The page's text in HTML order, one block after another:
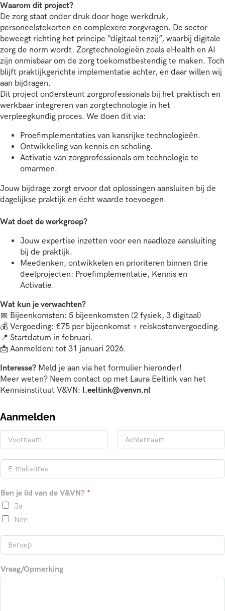
Waarom dit project?
De zorg staat onder druk door hoge werkdruk,
personeelstekorten en complexere zorgvragen. De sector
beweegt richting het principe “digitaal tenzij”, waarbij digitale
zorg de norm wordt. Zorgtechnologieën zoals eHealth en AI
zijn onmisbaar om de zorg toekomstbestendig te maken. Toch
blijft praktijkgerichte implementatie achter, en daar willen wij
aan bijdragen.
Dit project ondersteunt zorgprofessionals bij het praktisch en
werkbaar integreren van zorgtechnologie in het
verpleegkundig proces. We doen dit via:
Proefimplementaties van kansrijke technologieën.
Ontwikkeling van kennis en scholing.
Activatie van zorgprofessionals om technologie te
omarmen.
Jouw bijdrage zorgt ervoor dat oplossingen aansluiten bij de
dagelijkse praktijk en écht waarde toevoegen.
Wat doet de werkgroep?
Jouw expertise inzetten voor een naadloze aansluiting
bij de praktijk.
Meedenken, ontwikkelen en prioriteren binnen drie
deelprojecten: Proefimplementatie, Kennis en
Activatie.
Wat kun je verwachten?
📅 Bijeenkomsten: 5 bijeenkomsten (2 fysiek, 3 digitaal)
💰 Vergoeding: €75 per bijeenkomst + reiskostenvergoeding.
📍 Startdatum in februari.
📩 Aanmelden: tot 31 januari 2026.
Interesse? Meld je aan via het formulier hieronder!
Meer weten? Neem contact op met Laura Eeltink van het
Kennisinstituut V&VN: l.eeltink@venvn.nl
Aanmelden
N
*
o
r
a
a
m
c
t
E
a
*
Ben je lid van de V&VN? *
Ja
Nee
B
o
e
Vraag/Opmerking